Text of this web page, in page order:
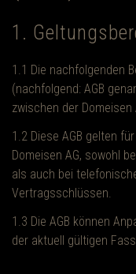
1.
1.1 Die nachfolgenden
(nachfolgend: AGB
zwischen der Domeisen
1.2 Diese AGB gelten
Domeisen AG, sowohl
als auch bei
Vertragsschlüssen.
1.3 Die AGB können
der aktuell gültigen